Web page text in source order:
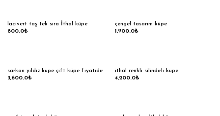
lacivert taş tek sıra İthal küpe
800.0₺
çengel tasarım küpe
1,900.0₺
sarkan yıldız küpe çift küpe fiyatıdır
3,600.0₺
ithal renkli silindirli küpe
4,200.0₺